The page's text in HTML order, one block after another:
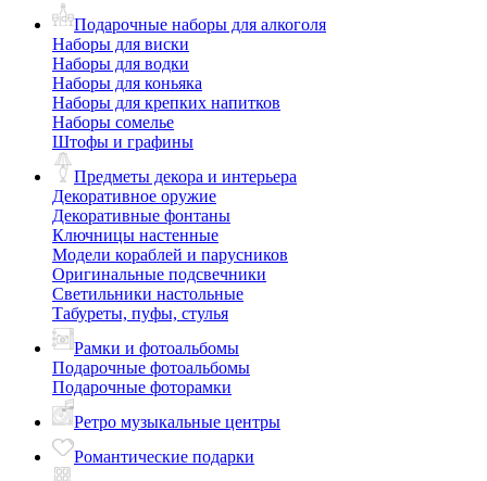
Подарочные наборы для алкоголя
Наборы для виски
Наборы для водки
Наборы для коньяка
Наборы для крепких напитков
Наборы сомелье
Штофы и графины
Предметы декора и интерьера
Декоративное оружие
Декоративные фонтаны
Ключницы настенные
Модели кораблей и парусников
Оригинальные подсвечники
Светильники настольные
Табуреты, пуфы, стулья
Рамки и фотоальбомы
Подарочные фотоальбомы
Подарочные фоторамки
Ретро музыкальные центры
Романтические подарки